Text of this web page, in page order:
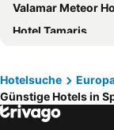
Valamar Meteor
Hotel Tamaris
Bluesun Hotel
Beach Hotel
Hotel Horizont
Hotelsuche
Günstige Hotels in